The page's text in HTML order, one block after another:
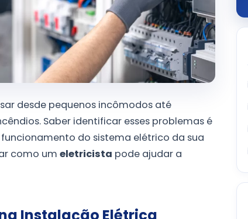
desde pequenos incômodos até
Saber identificar esses problemas é
do sistema elétrico da sua
como um eletricista pode ajudar a
Instalação Elétrica